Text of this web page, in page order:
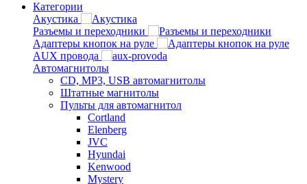
Категории
Акустика
Разъемы и переходники
Адаптеры кнопок на руле
AUX провода
Автомагнитолы
CD, MP3, USB автомагнитолы
Штатные магнитолы
Пульты для автомагнитол
Cortland
Elenberg
JVC
Hyundai
Kenwood
Mystery